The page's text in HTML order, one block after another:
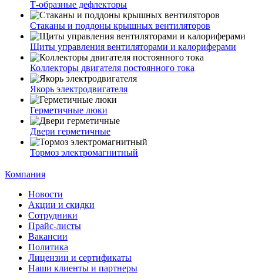
Т-образные дефлекторы
Стаканы и поддоны крышных вентиляторов
Щиты управления вентиляторами и калориферами
Коллекторы двигателя постоянного тока
Якорь электродвигателя
Герметичные люки
Двери герметичные
Тормоз электромагнитный
Компания
Новости
Акции и скидки
Сотрудники
Прайс-листы
Вакансии
Политика
Лицензии и сертификаты
Наши клиенты и партнеры